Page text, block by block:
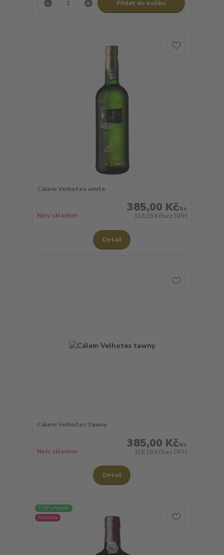
Přidat do košíku
Cálem Velhotes white
385,00 Kč/ks
318,18 Kčbez DPH
Není skladem
Detail
Cálem Velhotes tawny
385,00 Kč/ks
318,18 Kčbez DPH
Není skladem
Detail
TOP produkt
Novinka